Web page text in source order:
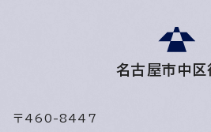
名古屋市中区
〒460-8447